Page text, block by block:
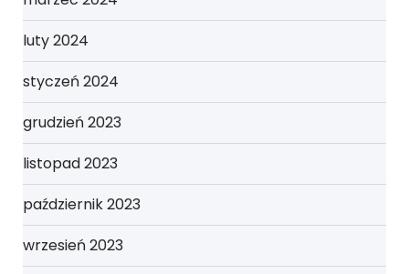
luty 2024
styczeń 2024
grudzień 2023
listopad 2023
październik 2023
wrzesień 2023